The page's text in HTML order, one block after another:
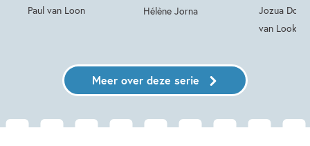
Paul van Loon
Hélène Jorna
Jozua
van Look
Meer over deze serie